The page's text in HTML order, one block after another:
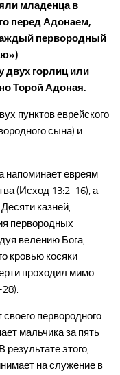
младенца в
перед Адонаем,
первородный
двух горлиц или
Торой Адоная.
пунктов еврейского
сына) и
напоминает евреям
(Исход 13:2-16), а
казней,
первородных
велению Бога,
кровью косяки
проходил мимо
первородного
мальчика за пять
этого,
на служение в